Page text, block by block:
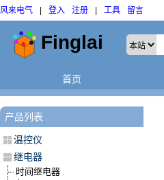
风来电气 登入 注册 工具 留言
首页
产品列表
温控仪
继电器
时间继电器